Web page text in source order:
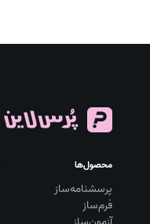
محصول‌ها
پرسشنامه‌ساز
فرم‌ساز